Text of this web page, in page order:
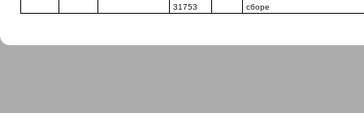
31753
сборе